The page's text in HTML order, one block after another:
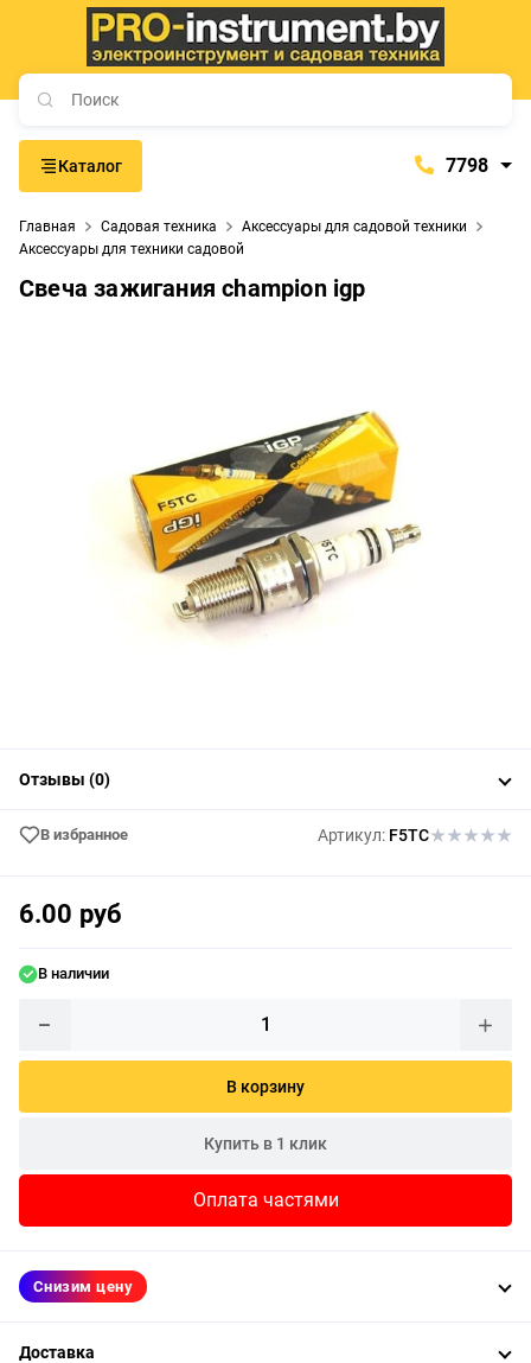
Каталог 7798
+375 (29) 765-57-74
Главная Садовая техника
Аксессуары для садовой техники
Аксессуары для техники садовой
Свеча зажигания champion igp
Отзывы (0)
В избранное Артикул: F5TC
6.00 руб
В наличии
В корзину
Купить в 1 клик
Оплата частями
Снизим цену
Доставка